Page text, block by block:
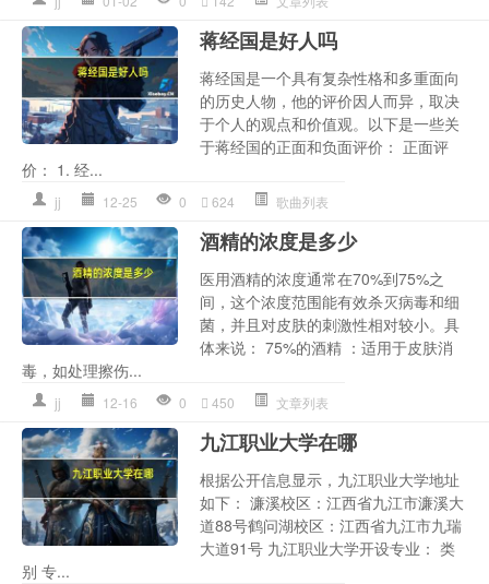
蒋经国是好人吗
蒋经国是一个具有复杂性格和多重面向
的历史人物，他的评价因人而异，取决
于个人的观点和价值观。以下是一些关
于蒋经国的正面和负面评价： 正面评
价： 1. 经...
jj 12-25 0 624 歌曲列表
酒精的浓度是多少
医用酒精的浓度通常在70%到75%之
间，这个浓度范围能有效杀灭病毒和细
菌，并且对皮肤的刺激性相对较小。具
体来说： 75%的酒精 ：适用于皮肤消
毒，如处理擦伤...
jj 12-16 0 450 文章列表
九江职业大学在哪
根据公开信息显示，九江职业大学地址
如下： 濂溪校区：江西省九江市濂溪大
道88号鹤问湖校区：江西省九江市九瑞
大道91号 九江职业大学开设专业： 类
别 专...